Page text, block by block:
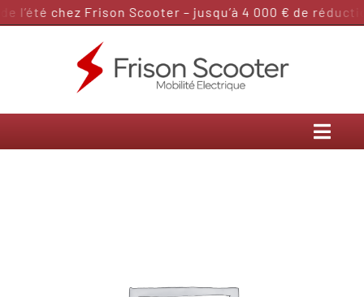
Passer
l’été chez Frison Scooter – jusqu’à 4 000 € de